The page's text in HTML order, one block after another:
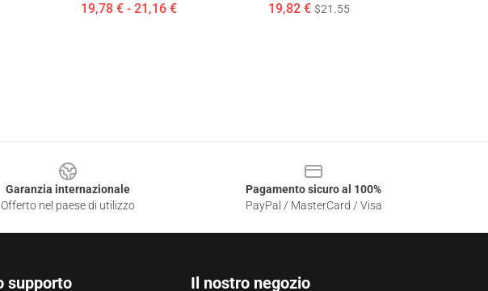
19,78 € - 21,16 € 19,82 € $21.55
Garanzia internazionale
Offerto nel paese di utilizzo
Pagamento sicuro al 100%
PayPal / MasterCard / Visa
supporto Il nostro negozio